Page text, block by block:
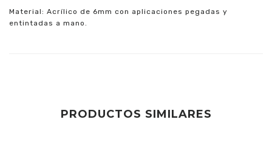
Material: Acrílico de 6mm con aplicaciones pegadas y
entintadas a mano.
PRODUCTOS SIMILARES